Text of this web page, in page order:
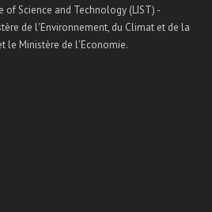
of Science and Technology (LIST) -
de l'Environnement, du Climat et de la
le Ministère de l'Economie.